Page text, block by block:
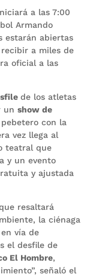
a las 7:00
Armando
estarán abiertas
a miles de
oficial a las
de los atletas
un show de
con la
vez llega al
teatral que
y un evento
y ajustada
resaltará
la ciénaga
vía de
el desfile de
El Hombre,
señaló el